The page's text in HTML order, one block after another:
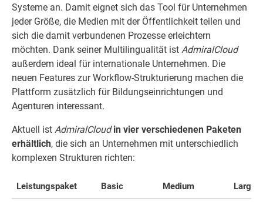
Systeme an. Damit eignet sich das Tool für Unternehmen
jeder Größe, die Medien mit der Öffentlichkeit teilen und
sich die damit verbundenen Prozesse erleichtern
möchten. Dank seiner Multilingualität ist AdmiralCloud
außerdem ideal für internationale Unternehmen. Die
neuen Features zur Workflow-Strukturierung machen die
Plattform zusätzlich für Bildungseinrichtungen und
Agenturen interessant.
Aktuell ist AdmiralCloud in vier verschiedenen Paketen
erhältlich, die sich an Unternehmen mit unterschiedlich
komplexen Strukturen richten:
Leistungspaket Basic Medium Large